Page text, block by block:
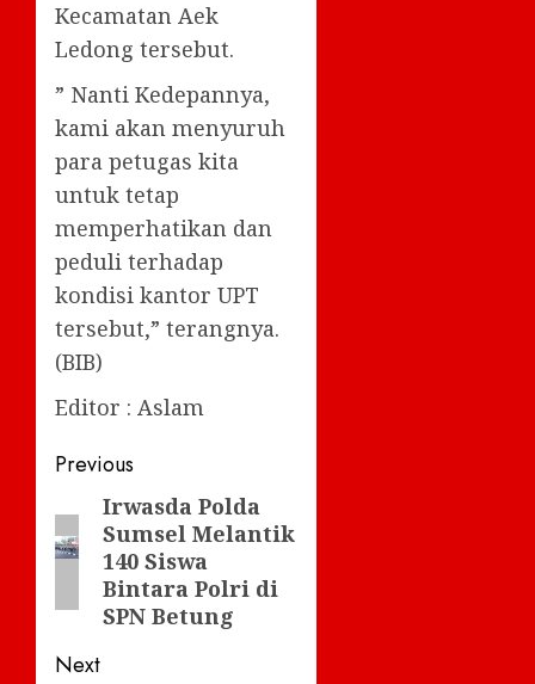
Kecamatan Aek
Ledong tersebut.
” Nanti Kedepannya,
kami akan menyuruh
para petugas kita
untuk tetap
memperhatikan dan
peduli terhadap
kondisi kantor UPT
tersebut,” terangnya.
(BIB)
Editor : Aslam
Post
navigation
Previous
Previous
post:
Irwasda Polda
Sumsel Melantik
140 Siswa
Bintara Polri di
SPN Betung
Next